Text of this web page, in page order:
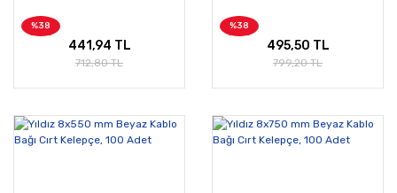
%38
441,94 TL
712,80 TL
%38
495,50 TL
799,20 TL